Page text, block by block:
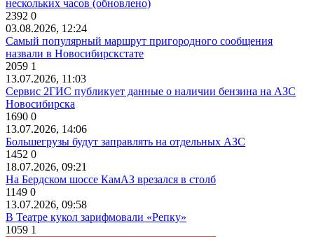
нескольких часов (обновлено)
2392 0
03.08.2026, 12:24
Самый популярный маршрут пригородного сообщения
назвали в Новосибирскстате
2059 1
13.07.2026, 11:03
Сервис 2ГИС публикует данные о наличии бензина на АЗС
Новосибирска
1690 0
13.07.2026, 14:06
Большегрузы будут заправлять на отдельных АЗС
1452 0
18.07.2026, 09:21
На Бердском шоссе КамАЗ врезался в столб
1149 0
13.07.2026, 09:58
В Театре кукол зарифмовали «Репку»
1059 1